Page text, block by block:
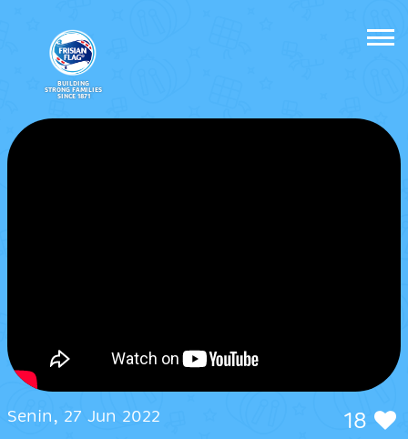
BUILDING
STRONG FAMILIES
SINCE 1871
Senin, 27 Jun 2022 18